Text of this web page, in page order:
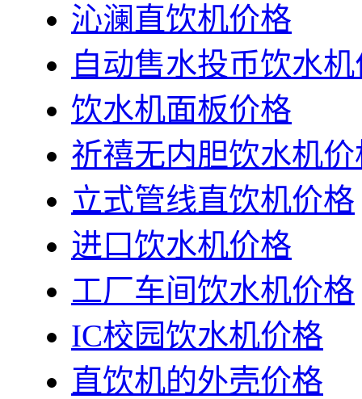
沁澜直饮机价格
自动售水投币饮水
饮水机面板价格
祈禧无内胆饮水机价
立式管线直饮机价格
进口饮水机价格
工厂车间饮水机价格
IC校园饮水机价格
直饮机的外壳价格